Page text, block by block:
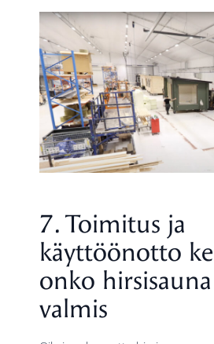
7. Toimitus ja
käyttöönotto
onko
valmis